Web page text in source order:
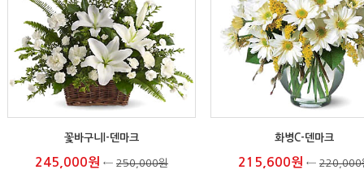
꽃바구니I-덴마크
245,000원 ← 250,000원
화병C-덴마크
215,600원 ← 220,000